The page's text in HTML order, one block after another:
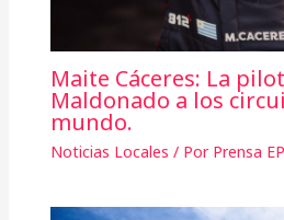
Maite Cáceres: La
Maldonado a los
mundo.
Noticias Locales / Por Prensa